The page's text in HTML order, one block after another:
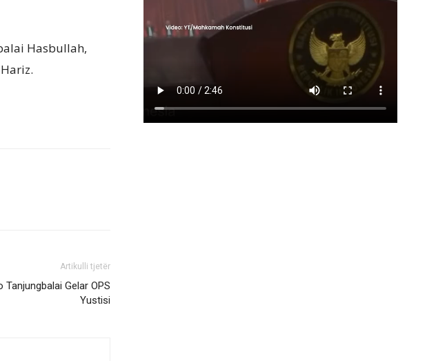
Hasbullah,
Artikulli tjetër
Gelar OPS
Yustisi